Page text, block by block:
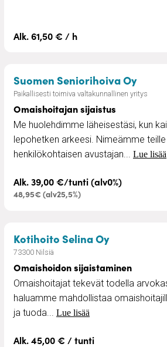
Alk. 61,50 € / h
Suomen Seniorihoiva Oy–
Paikallisesti toimiva valtakunnallinen yritys
Omaishoitajan sijaistus
Me huolehdimme läheisestäsi, kun
lepohetken arkeesi. Nimeämme
henkilökohtaisen avustajan... Lue lisää
Alk. 39,00 €/tunti (alv0%)
48,95€ (alv25,5%)
Kotihoito Selina Oy–
73300 Nilsiä
Omaishoidon sijaistaminen
Omaishoitajat tekevät todella
haluamme mahdollistaa
ja tuoda... Lue lisää
Alk. 45,00 € / tunti